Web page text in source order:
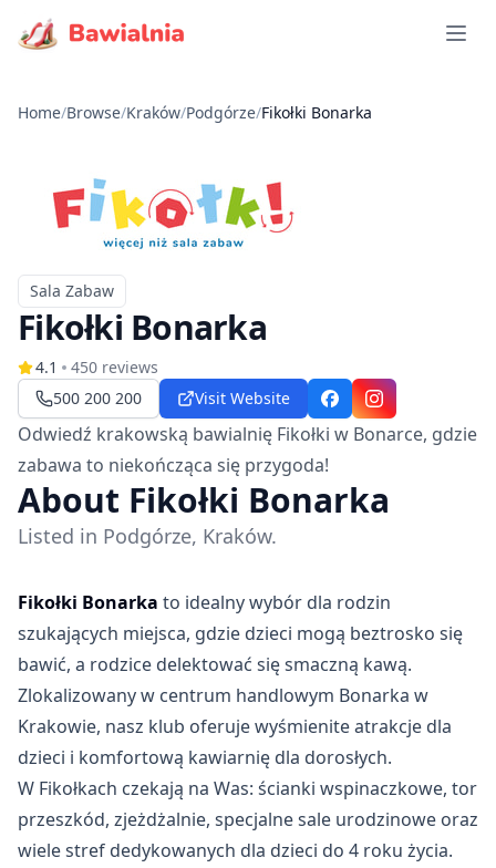
Open
Home/Browse/Kraków/Podgórze/Fikołki Bonarka
Typ
Sala Zabaw
Fikołki Bonarka
4.1 450 reviews
500 200 200
Visit Website FacebookInstagram
Odwiedź krakowską bawialnię Fikołki w Bonarce, gdzie
zabawa to niekończąca się przygoda!
About Fikołki Bonarka
Listed in Podgórze, Kraków.
Fikołki Bonarka to idealny wybór dla rodzin
szukających miejsca, gdzie dzieci mogą beztrosko się
bawić, a rodzice delektować się smaczną kawą.
Zlokalizowany w centrum handlowym Bonarka w
Krakowie, nasz klub oferuje wyśmienite atrakcje dla
dzieci i komfortową kawiarnię dla dorosłych.
W Fikołkach czekają na Was: ścianki wspinaczkowe, tor
przeszkód, zjeżdżalnie, specjalne sale urodzinowe oraz
wiele stref dedykowanych dla dzieci do 4 roku życia.